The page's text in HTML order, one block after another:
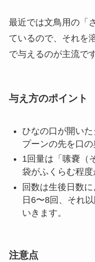
最近では文鳥用の「
ているので、それを
で与えるのが主流です
与え方のポイント
ひなの口が開い
プーンの先を口の
1回量は「嗉嚢（
袋がふくらむ程度
回数は生後日数
日6〜8回、それ
いきます。
注意点